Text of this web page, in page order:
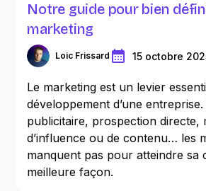
Notre guide pour bien
marketing
Loic Frissard 15 octobre
Le marketing est un levier
développement d’une
publicitaire, prospection directe,
d’influence ou de contenu… les
manquent pas pour atteindre sa
meilleure façon.